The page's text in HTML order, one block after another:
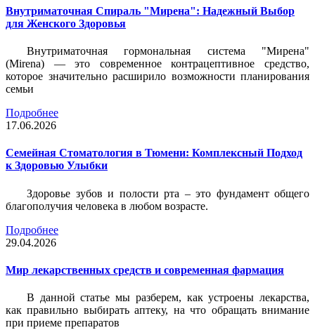
Внутриматочная Спираль "Мирена": Надежный Выбор
для Женского Здоровья
Внутриматочная гормональная система "Мирена"
(Mirena) — это современное контрацептивное средство,
которое значительно расширило возможности планирования
семьи
Подробнее
17.06.2026
Семейная Стоматология в Тюмени: Комплексный Подход
к Здоровью Улыбки
Здоровье зубов и полости рта – это фундамент общего
благополучия человека в любом возрасте.
Подробнее
29.04.2026
Мир лекарственных средств и современная фармация
В данной статье мы разберем, как устроены лекарства,
как правильно выбирать аптеку, на что обращать внимание
при приеме препаратов